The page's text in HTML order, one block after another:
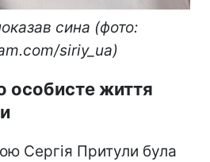
сина (фото:
siriy_ua)
особисте життя
Сергія Притули була